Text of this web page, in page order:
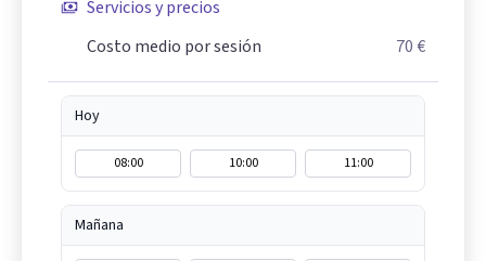
Servicios y precios
Costo medio por sesión
70 €
Hoy
08:00 10:00 11:00
Mañana